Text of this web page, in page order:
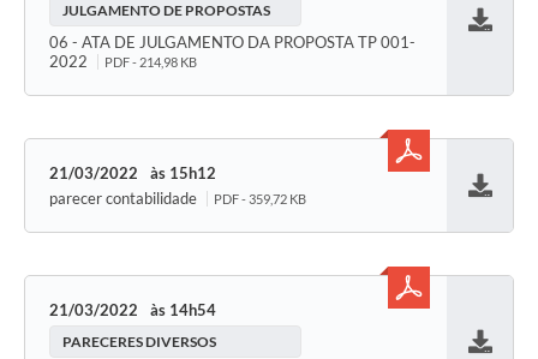
JULGAMENTO DE PROPOSTAS
06 - ATA DE JULGAMENTO DA PROPOSTA TP 001-
2022
PDF - 214,98 KB
21/03/2022
15h12
parecer contabilidade
PDF - 359,72 KB
21/03/2022 14h54
PARECERES DIVERSOS